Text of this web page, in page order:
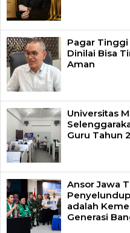
Pagar Tinggi
Dinilai Bisa
Aman
Universitas
Guru Tahun
Ansor Jawa
adalah
Generasi